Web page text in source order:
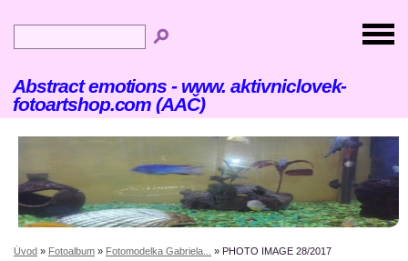
Abstract emotions - www. aktivniclovek-
fotoartshop.com (AAČ)
Úvod » Fotoalbum » Fotomodelka Gabriela... » PHOTO IMAGE 28/2017